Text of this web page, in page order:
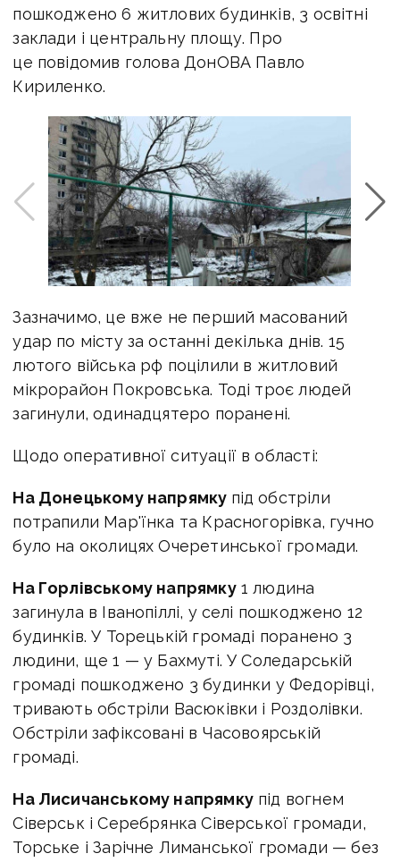
пошкоджено 6 житлових будинків, 3 освітні
заклади і центральну площу. Про
це повідомив голова ДонОВА Павло
Кириленко.
Зазначимо, це вже не перший масований
удар по місту за останні декілька днів. 15
лютого війська рф поцілили в житловий
мікрорайон Покровська. Тоді троє людей
загинули, одинадцятеро поранені.
Щодо оперативної ситуації в області:
На Донецькому напрямку під обстріли
потрапили Мар'їнка та Красногорівка, гучно
було на околицях Очеретинської громади.
На Горлівському напрямку1 людина
загинула в Іванопіллі, у селі пошкоджено 12
будинків. У Торецькій громаді поранено 3
людини, ще 1 — у Бахмуті. У Соледарській
громаді пошкоджено 3 будинки у Федорівці,
тривають обстріли Васюківки і Роздолівки.
Обстріли зафіксовані в Часовоярській
громаді.
На Лисичанському напрямкупід вогнем
Сіверськ і Серебрянка Сіверської громади,
Торське і Зарічне Лиманської громади — без